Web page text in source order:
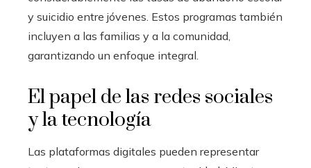
y suicidio entre jóvenes. Estos programas también
incluyen a las familias y a la comunidad,
garantizando un enfoque integral.
El papel de las redes sociales
y la tecnología
Las plataformas digitales pueden representar